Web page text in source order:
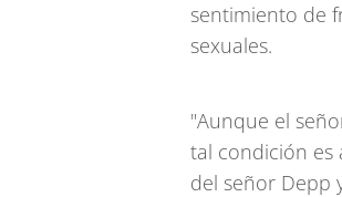
sentimiento de
sexuales.
"Aunque el
tal condición es
del señor Depp